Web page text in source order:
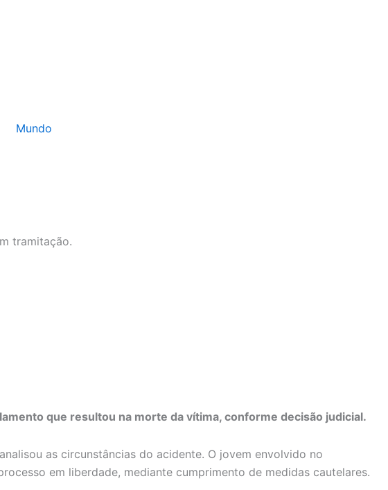
Mundo
tramitação.
que resultou na morte da vítima, conforme decisão judicial.
as circunstâncias do acidente. O jovem envolvido no
em liberdade, mediante cumprimento de medidas cautelares.